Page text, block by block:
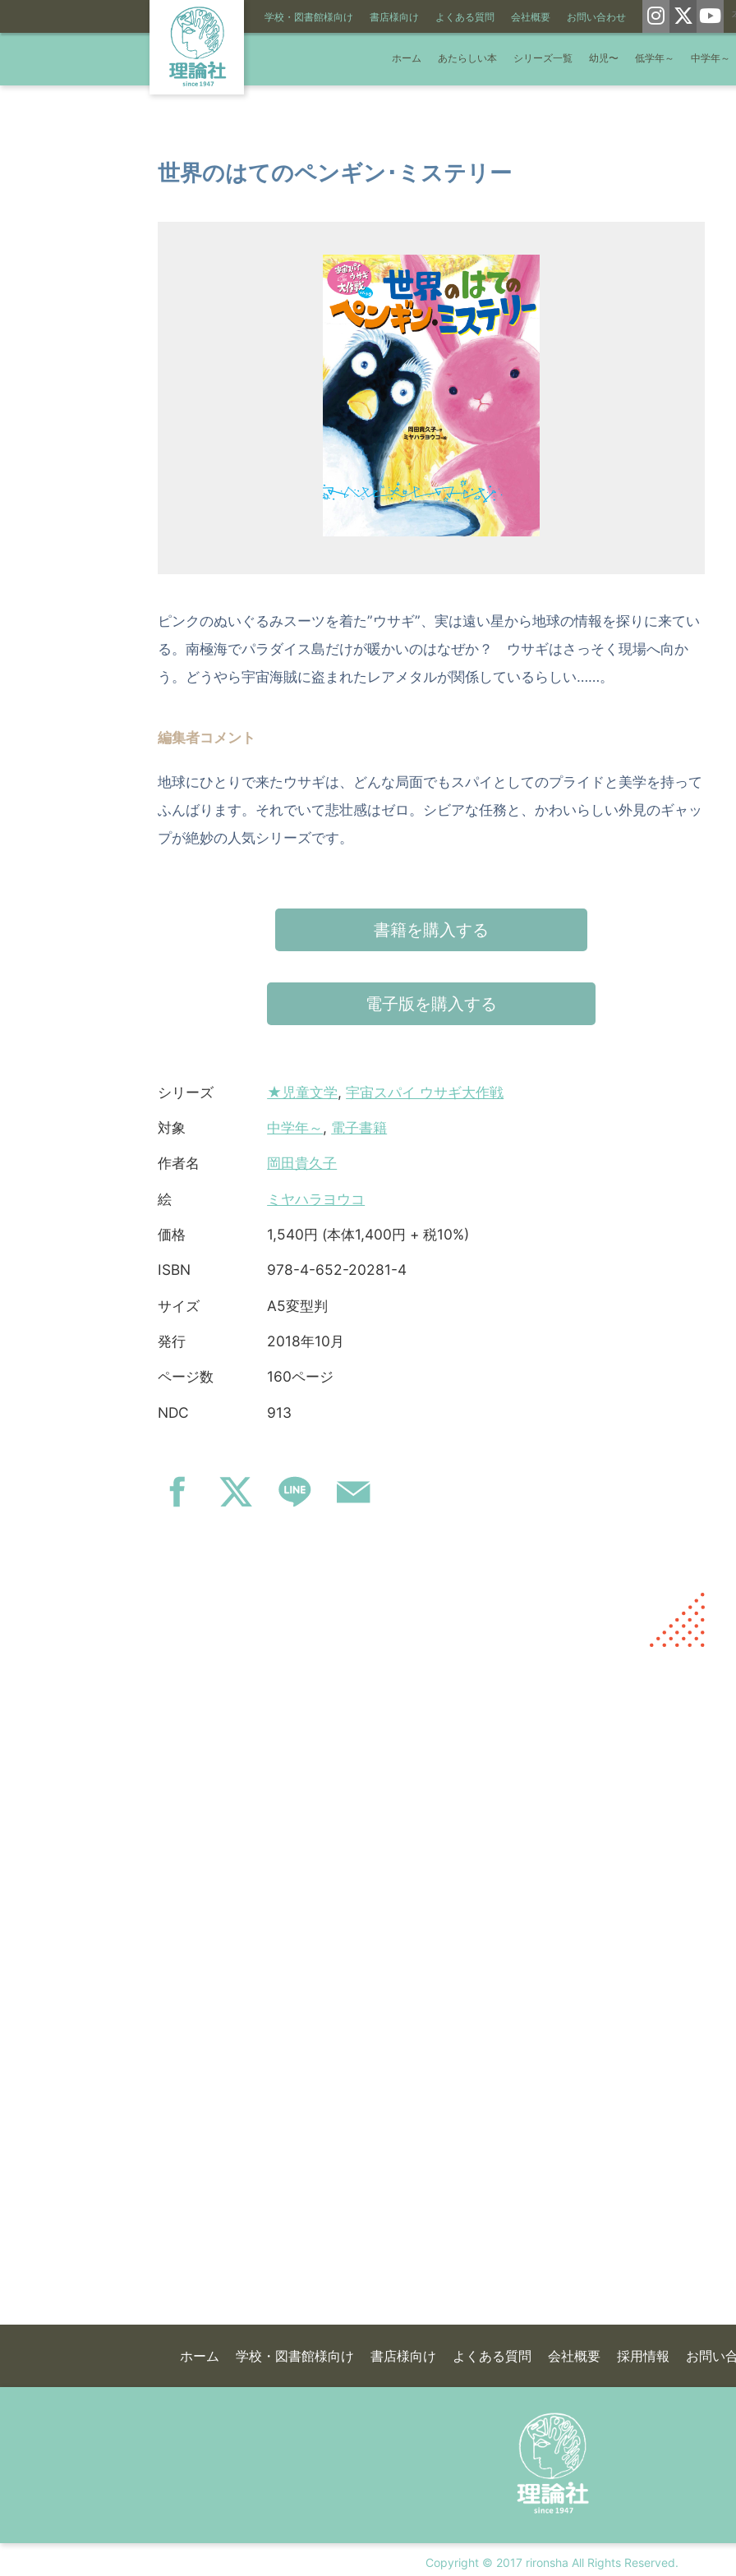
学校・図書館様向け 書店様向け よくある質問 会社概要 お問い合わせ
ホーム あたらしい本 シリーズ一覧 幼児〜 低学年～ 中学年～
世界のはてのペンギン･ミステリー
ピンクのぬいぐるみスーツを着た”ウサギ”、実は遠い星から地球の情報を探りに来てい
る。南極海でパラダイス島だけが暖かいのはなぜか？ ウサギはさっそく現場へ向か
う。どうやら宇宙海賊に盗まれたレアメタルが関係しているらしい……。
編集者コメント
地球にひとりで来たウサギは、どんな局面でもスパイとしてのプライドと美学を持って
ふんばります。それでいて悲壮感はゼロ。シビアな任務と、かわいらしい外見のギャッ
プが絶妙の人気シリーズです。
書籍を購入する
電子版を購入する
シリーズ ★児童文学,宇宙スパイ ウサギ大作戦
対象 中学年～ , 電子書籍
作者名 岡田貴久子
絵 ミヤハラヨウコ
価格 1,540円 (本体1,400円 + 税10%)
ISBN 978-4-652-20281-4
サイズ A5変型判
発行 2018年10月
ページ数 160ページ
NDC 913
ホーム 学校・図書館様向け 書店様向け よくある質問 会社概要 採用情報 お問い
Copyright © 2017 rironsha All Rights Reserved.